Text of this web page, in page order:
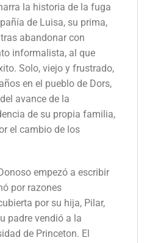
la historia de la fuga
de Luisa, su prima,
abandonar con
informalista, al que
Solo, viejo y frustrado,
en el pueblo de Dors,
avance de la
de su propia familia,
el cambio de los
empezó a escribir
por razones
por su hija, Pilar,
padre vendió a la
de Princeton. El